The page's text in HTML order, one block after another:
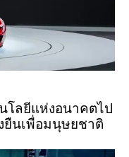
โลยีแห่งอนาคตไป
ยืนเพื่อมนุษยชาติ